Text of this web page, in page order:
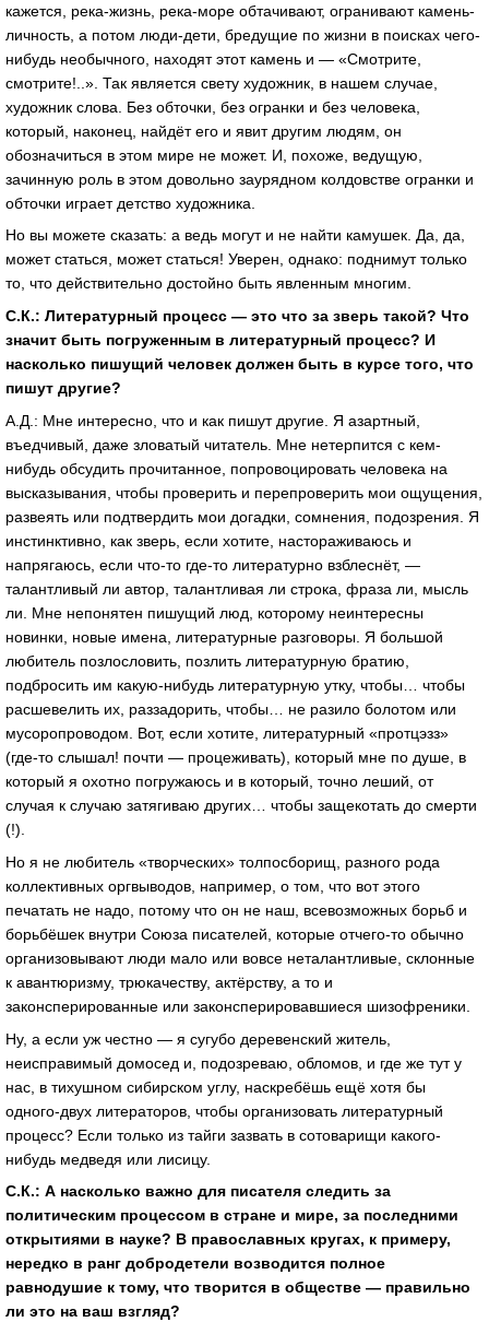
кажется, река-жизнь, река-море обтачивают, огранивают камень-
личность, а потом люди-дети, бредущие по жизни в поисках чего-
нибудь необычного, находят этот камень и — «Смотрите,
смотрите!..». Так является свету художник, в нашем случае,
художник слова. Без обточки, без огранки и без человека,
который, наконец, найдёт его и явит другим людям, он
обозначиться в этом мире не может. И, похоже, ведущую,
зачинную роль в этом довольно заурядном колдовстве огранки и
обточки играет детство художника.
Но вы можете сказать: а ведь могут и не найти камушек. Да, да,
может статься, может статься! Уверен, однако: поднимут только
то, что действительно достойно быть явленным многим.
С.К.: Литературный процесс — это что за зверь такой? Что
значит быть погруженным в литературный процесс? И
насколько пишущий человек должен быть в курсе того, что
пишут другие?
А.Д.: Мне интересно, что и как пишут другие. Я азартный,
въедчивый, даже зловатый читатель. Мне нетерпится с кем-
нибудь обсудить прочитанное, попровоцировать человека на
высказывания, чтобы проверить и перепроверить мои ощущения,
развеять или подтвердить мои догадки, сомнения, подозрения. Я
инстинктивно, как зверь, если хотите, настораживаюсь и
напрягаюсь, если что-то где-то литературно взблеснёт, —
талантливый ли автор, талантливая ли строка, фраза ли, мысль
ли. Мне непонятен пишущий люд, которому неинтересны
новинки, новые имена, литературные разговоры. Я большой
любитель позлословить, позлить литературную братию,
подбросить им какую-нибудь литературную утку, чтобы… чтобы
расшевелить их, раззадорить, чтобы… не разило болотом или
мусоропроводом. Вот, если хотите, литературный «протцэзз»
(где-то слышал! почти — процеживать), который мне по душе, в
который я охотно погружаюсь и в который, точно леший, от
случая к случаю затягиваю других… чтобы защекотать до смерти
(!).
Но я не любитель «творческих» толпосборищ, разного рода
коллективных оргвыводов, например, о том, что вот этого
печатать не надо, потому что он не наш, всевозможных борьб и
борьбёшек внутри Союза писателей, которые отчего-то обычно
организовывают люди мало или вовсе неталантливые, склонные
к авантюризму, трюкачеству, актёрству, а то и
законсперированные или законсперировавшиеся шизофреники.
Ну, а если уж честно — я сугубо деревенский житель,
неисправимый домосед и, подозреваю, обломов, и где же тут у
нас, в тихушном сибирском углу, наскребёшь ещё хотя бы
одного-двух литераторов, чтобы организовать литературный
процесс? Если только из тайги зазвать в сотоварищи какого-
нибудь медведя или лисицу.
С.К.: А насколько важно для писателя следить за
политическим процессом в стране и мире, за последними
открытиями в науке? В православных кругах, к примеру,
нередко в ранг добродетели возводится полное
равнодушие к тому, что творится в обществе — правильно
ли это на ваш взгляд?